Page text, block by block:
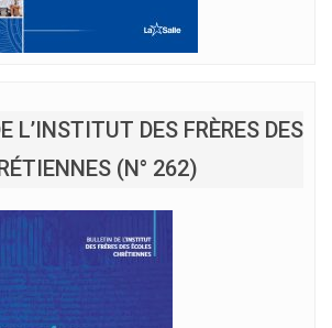
L’INSTITUT DES FRÈRES DES
(N° 262)